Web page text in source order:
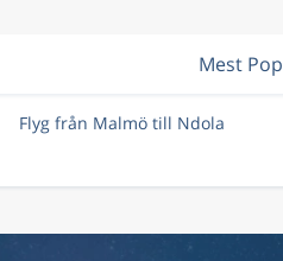
Mest
Flyg från Malmö till Ndola